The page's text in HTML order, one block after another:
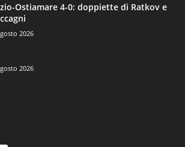
Ostiamare 4-0: doppiette di Ratkov e
2026
2026